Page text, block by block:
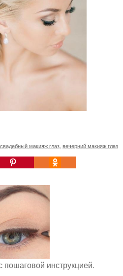
свадебный макияж глаз вечерний макияж глаз
инструкцией.